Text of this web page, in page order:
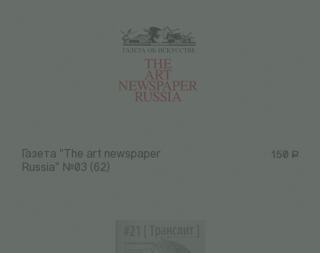
150 Р
Газета "The art newspaper
Russia" №03 (62)